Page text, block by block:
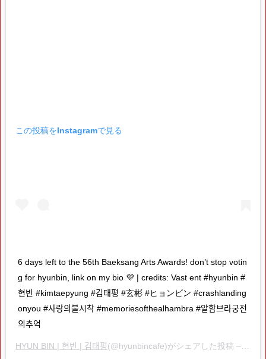
この投稿をInstagramで見る
6 days left to the 56th Baeksang Arts Awards! don’t stop votin
g for hyunbin, link on my bio 💜 | credits: Vast ent #hyunbin #
현빈 #kimtaepyung #김태평 #玄彬 #ヒョンビン #crashlanding
onyou #사랑의불시착 #memoriesofthealhambra #알함브라궁전
의추억
HYUN BIN | 현빈 | 김태평(@hyunbincafe)がシェアした投稿 – 2020